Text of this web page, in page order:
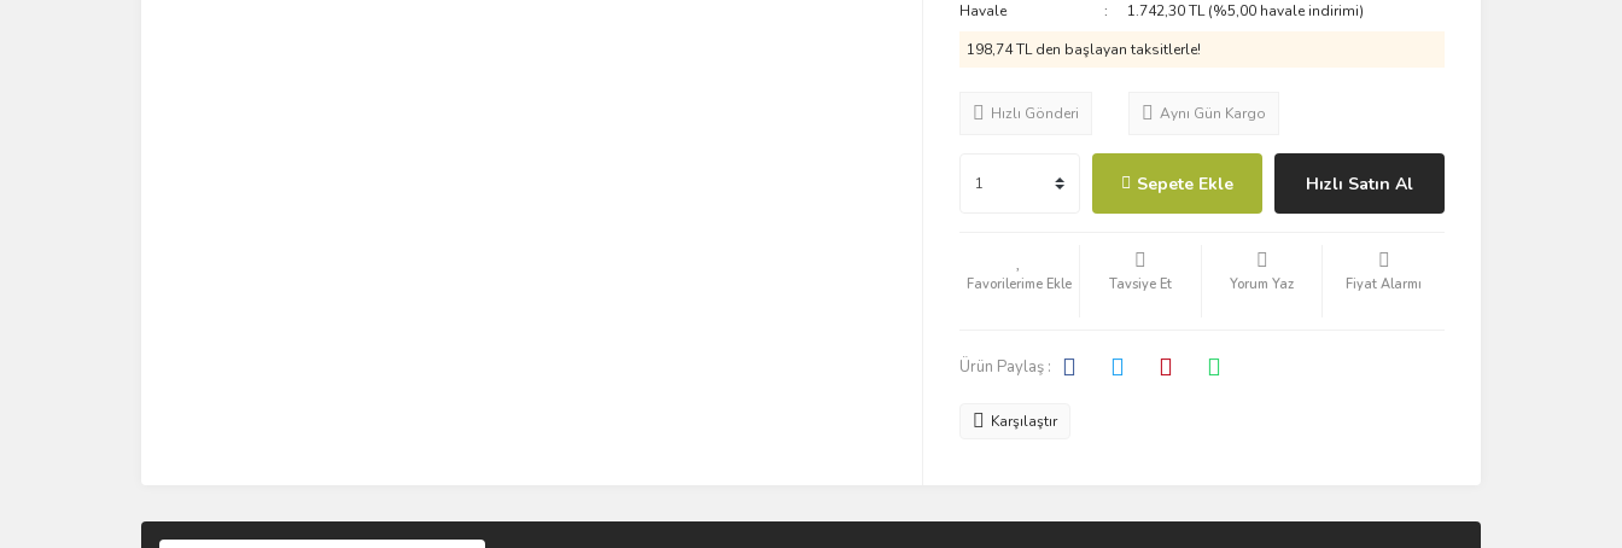
Havale
1.742,30 TL (%5,00 havale indirimi)
198,74 TL den başlayan taksitlerle!
Hızlı Gönderi Aynı Gün Kargo
Sepete Ekle Hızlı Satın Al
Tavsiye Et Yorum Yaz Fiyat Alarmı
Ürün Paylaş :
Karşılaştır